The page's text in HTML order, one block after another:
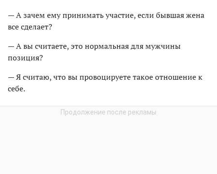
— А зачем ему принимать участие, если бывшая жена
все сделает?
— А вы считаете, это нормальная для мужчины
позиция?
— Я считаю, что вы провоцируете такое отношение к
себе.